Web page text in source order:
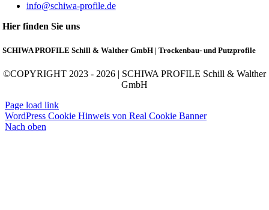
info@schiwa-profile.de
Hier finden Sie uns
SCHIWA PROFILE Schill & Walther GmbH | Trockenbau- und Putzprofile
©COPYRIGHT 2023 - 2026 | SCHIWA PROFILE Schill & Walther
GmbH
Page load link
WordPress Cookie Hinweis von Real Cookie Banner
Nach oben